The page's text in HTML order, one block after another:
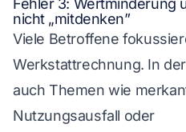
Fehler 3: Wertminderung
nicht „mitdenken”
Viele Betroffene
Werkstattrechnung. In
auch Themen wie
Nutzungsausfall oder